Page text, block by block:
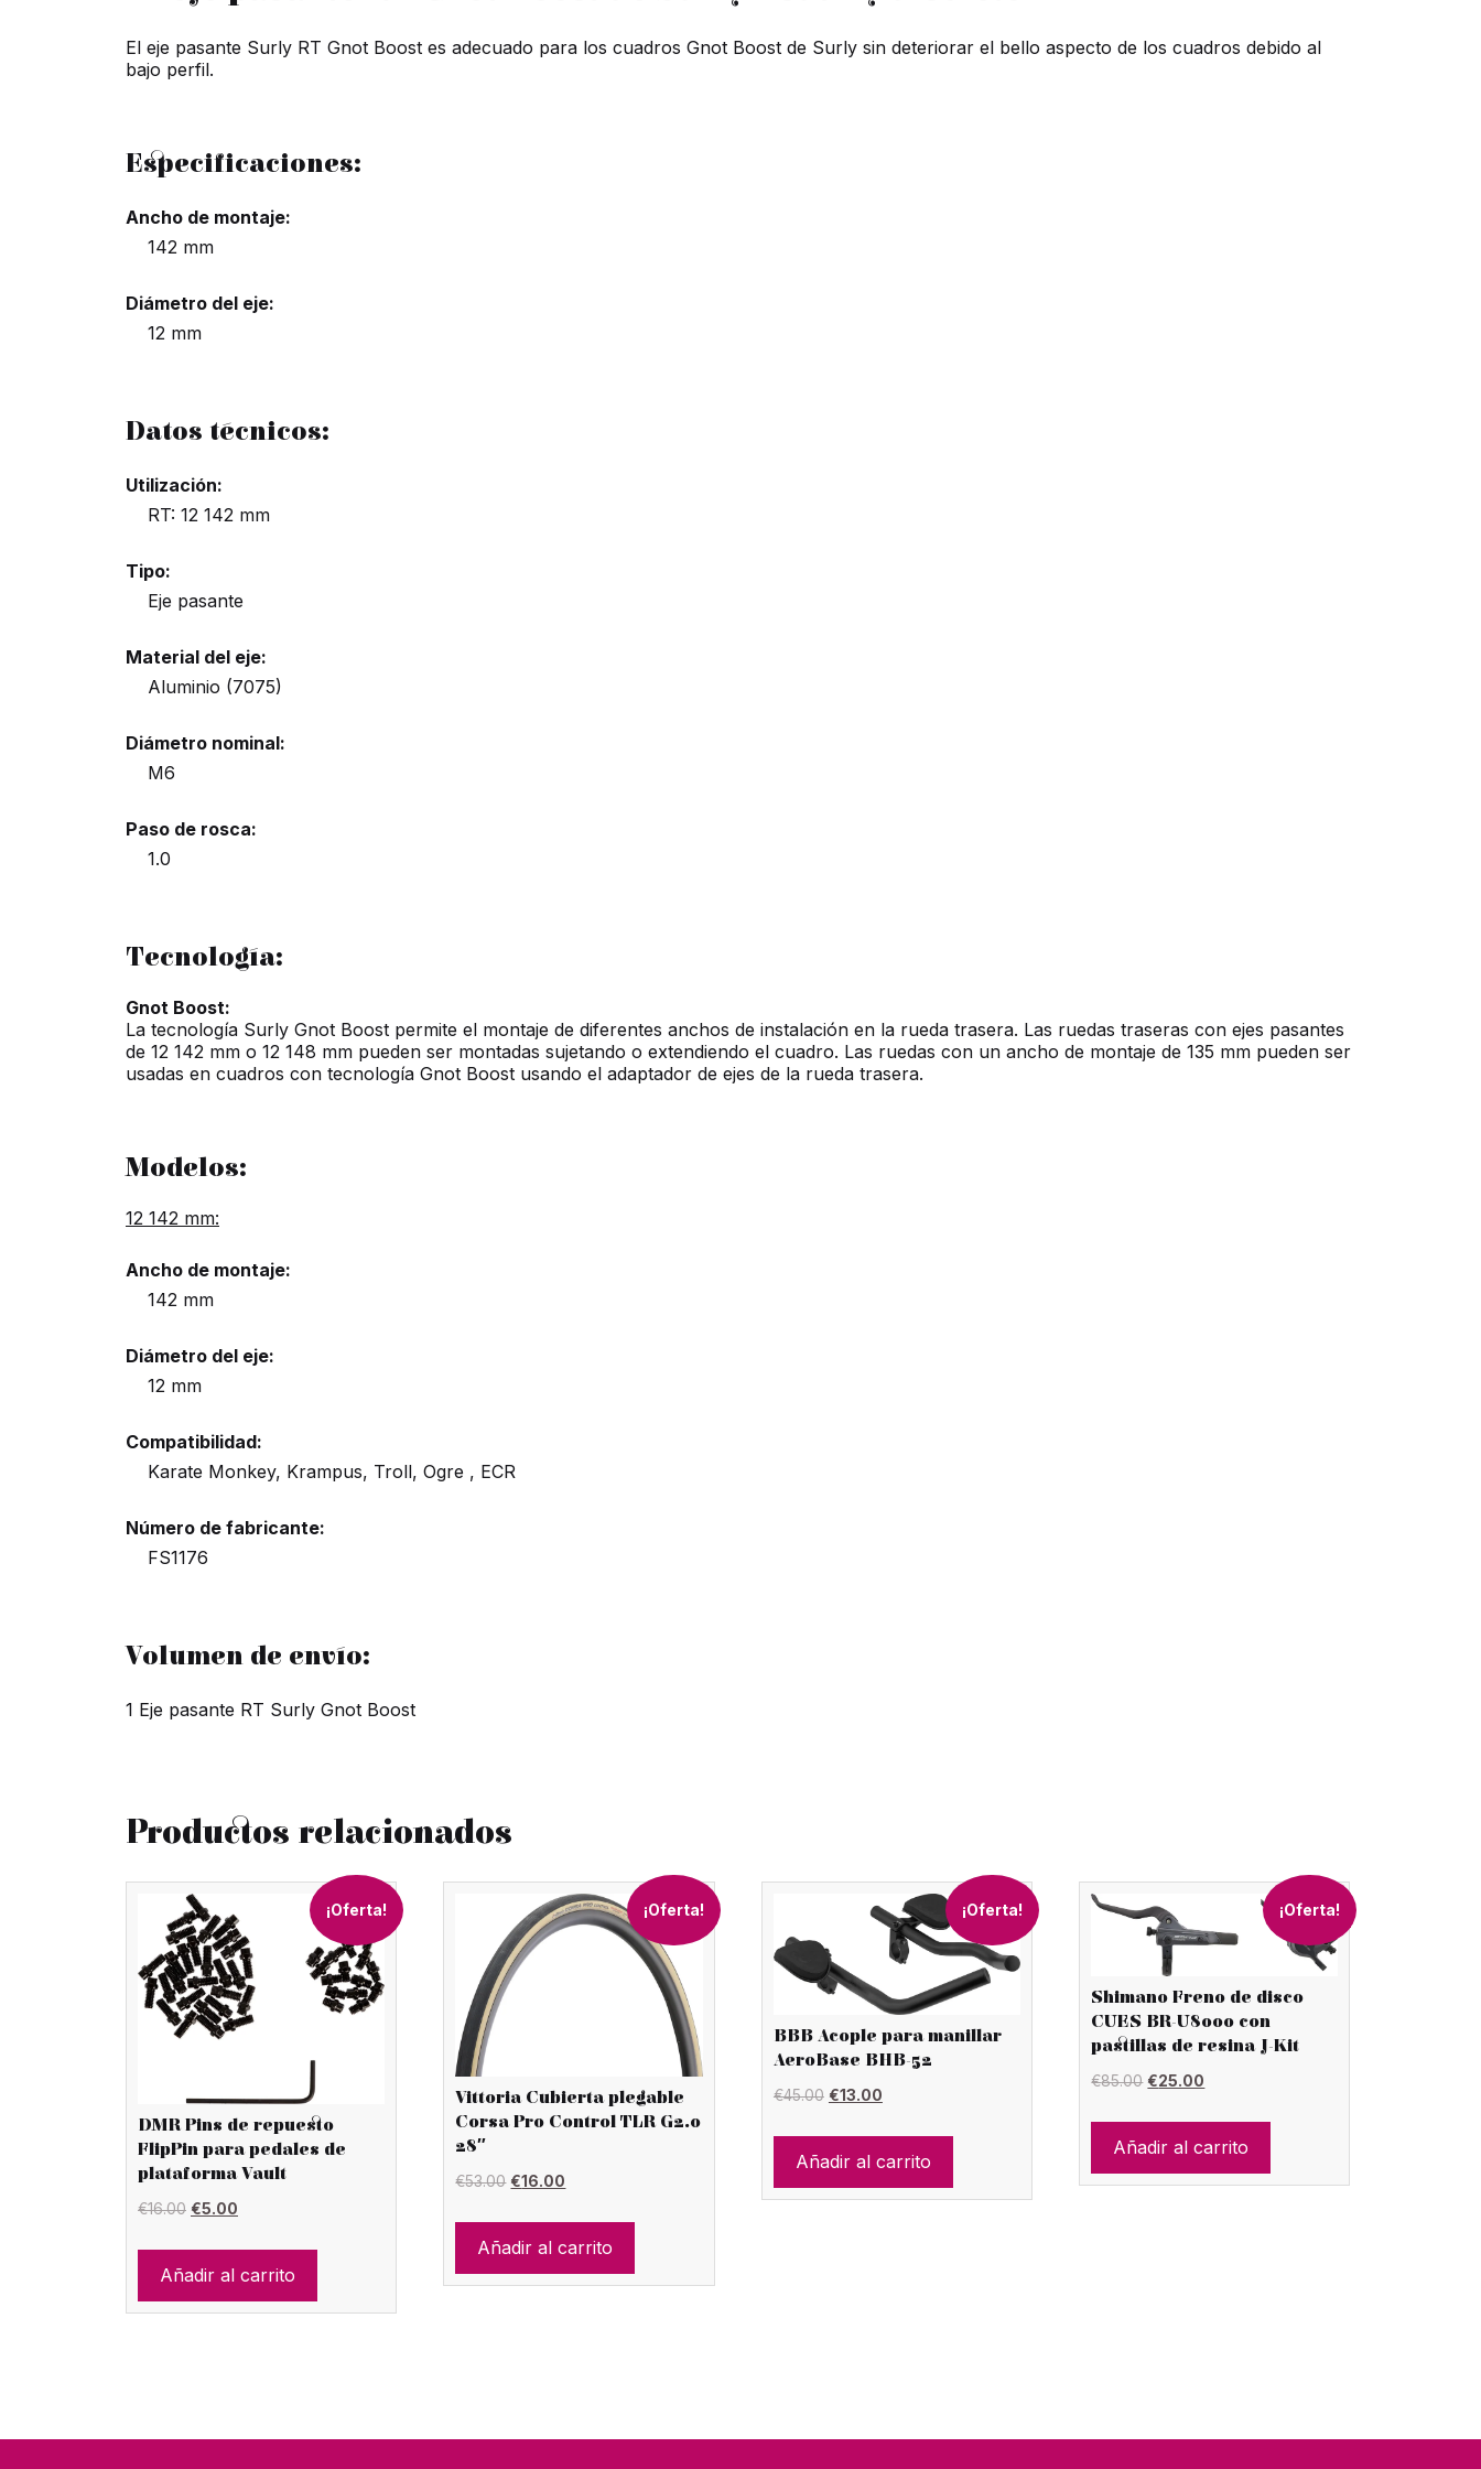
El eje pasante Surly RT Gnot Boost es adecuado para los cuadros Gnot Boost de Surly sin deteriorar el bello aspecto de los cuadros debido al
bajo perfil.
Especificaciones:
Ancho de montaje:
142 mm
Diámetro del eje:
12 mm
Datos técnicos:
Utilización:
RT: 12 142 mm
Tipo:
Eje pasante
Material del eje:
Aluminio (7075)
Diámetro nominal:
M6
Paso de rosca:
1.0
Tecnología:
Gnot Boost:
La tecnología Surly Gnot Boost permite el montaje de diferentes anchos de instalación en la rueda trasera. Las ruedas traseras con ejes pasantes
de 12 142 mm o 12 148 mm pueden ser montadas sujetando o extendiendo el cuadro. Las ruedas con un ancho de montaje de 135 mm pueden ser
usadas en cuadros con tecnología Gnot Boost usando el adaptador de ejes de la rueda trasera.
Modelos:
12 142 mm:
Ancho de montaje:
142 mm
Diámetro del eje:
12 mm
Compatibilidad:
Karate Monkey, Krampus, Troll, Ogre , ECR
Número de fabricante:
FS1176
Volumen de envío:
1 Eje pasante RT Surly Gnot Boost
Productos relacionados
¡Oferta!
DMR Pins de repuesto
FlipPin para pedales de
plataforma Vault
€16.00 El
original
€5.00
actual
Añadir al carrito
¡Oferta!
Vittoria Cubierta plegable
Corsa Pro Control TLR G2.0
28″
€53.00 El
original
€16.00
actual
Añadir al carrito
¡Oferta!
BBB Acople para manillar
AeroBase BHB-52
€45.00 El
original
€13.00El
actual
Añadir al carrito
¡Oferta!
Shimano Freno de disco
CUES BR-U8000 con
pastillas de resina J-Kit
€85.00 El
original
€25.00
actual
Añadir al carrito